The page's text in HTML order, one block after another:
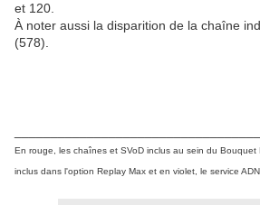
et 120.
À noter aussi la disparition de la chaîne
(578).
En rouge, les chaînes et SVoD inclus au sein du Bouquet
inclus dans l'option Replay Max et en violet, le service